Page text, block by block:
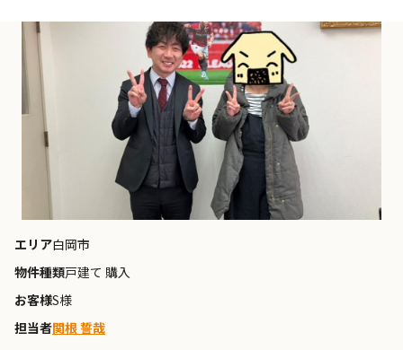
エリア白岡市
物件種類戸建て 購入
お客様S様
担当者関根 誓哉